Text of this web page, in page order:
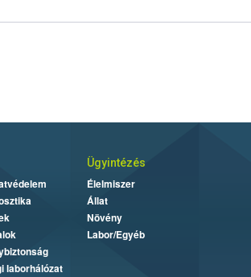
laborhálózat
Ügyintézés
Élelmiszer
Állat
Növény
Labor/Egyéb